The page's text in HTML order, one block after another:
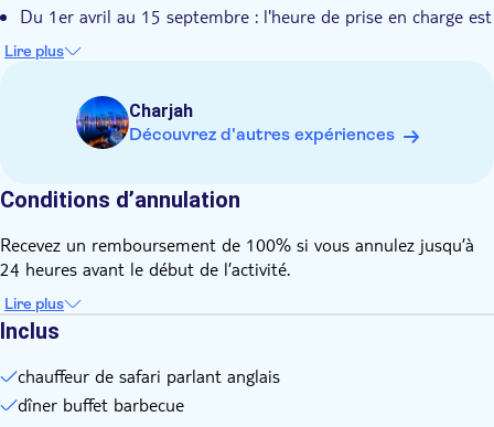
Du 1er avril au 15 septembre : l'heure de prise en charge est
comprise entre 15h45 et 16h00, selon l'emplacement de
votre hôtel à Sharjah
Veuillez appeler l'opérateur local au moins 48 heures avant
le départ pour confirmer l'heure de prise en charge. Vous
trouverez ces informations sur votre bon de réservation.
réservation
pas recommandée aux passagers de moins de 6 ans ou de
plus de 65 ans, aux femmes enceintes et aux invités ayant
des problèmes de santé préexistants.
Durant le mois sacré du Ramadan, aucune animation ni
Le camp dispose d'espaces dédiés à la chicha. Un
supplément de 60 AED à régler sur place sera appliqué si
Lire plus
Charjah
Découvrez d'autres expériences
Conditions d’annulation
Recevez un remboursement de 100% si vous annulez jusqu’à
24 heures avant le début de l’activité.
Lire plus
Inclus
chauffeur de safari parlant anglais
dîner buffet barbecue